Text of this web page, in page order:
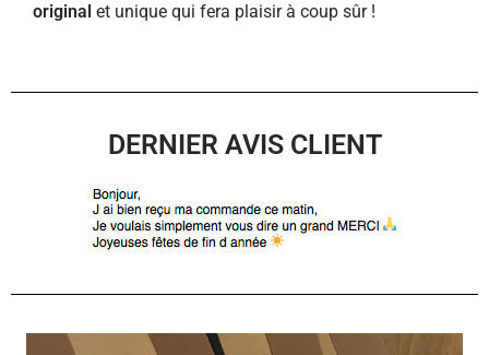
original et unique qui fera plaisir à coup sûr !
DERNIER AVIS CLIENT